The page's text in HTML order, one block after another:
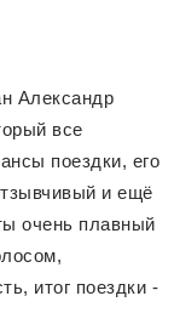
Александр
все
поездки, его
и ещё
очень плавный
итог поездки -